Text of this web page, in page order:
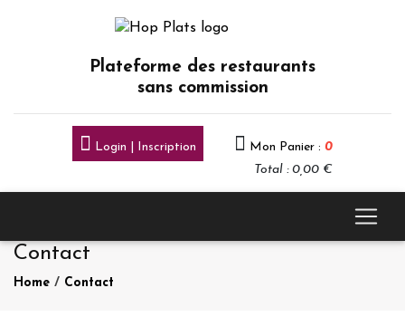
Plateforme des restaurants
sans commission
Login | Inscription Mon Panier : 0
Total : 0,00 €
Contact
Home / Contact